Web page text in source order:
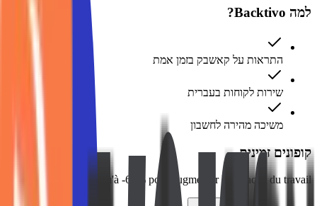
למה Backtivo?
התראות על קאשבק בזמן אמת
שירות לקוחות בעברית
משיכה מהירה לחשבון
קופונים זמינים
Meilleurs outils jusqu'à -60% pour augmenter l'efficacité du travail!